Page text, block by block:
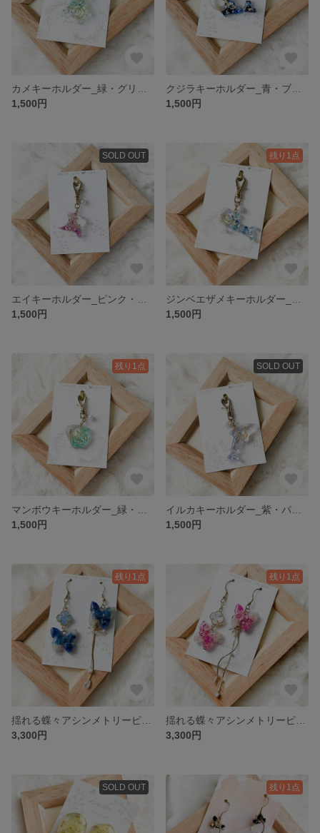
1,500円
1,500円
SOLD OUT
1,500円
残り1点
1,500円
残り1点
1,500円
SOLD OUT
1,500円
残り1点
3,300円
残り1点
3,300円
SOLD OUT 残り1点